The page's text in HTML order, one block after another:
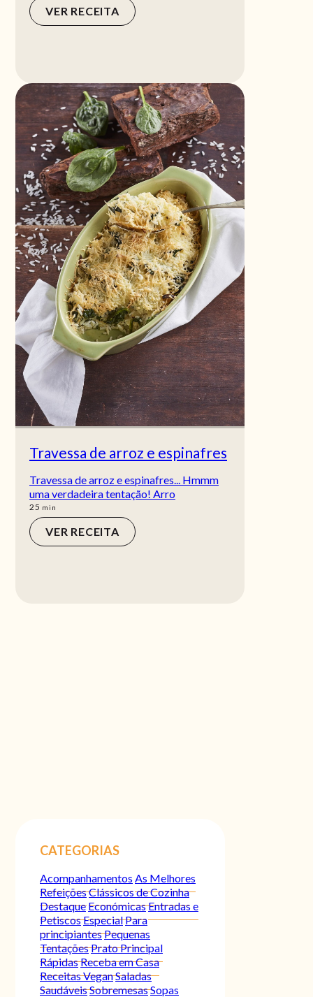
VER RECEITA
Travessa de arroz e espinafres
Travessa de arroz e espinafres... Hmmm
uma verdadeira tentação! Arro
25 min
min
VER RECEITA
CATEGORIAS
Acompanhamentos As Melhores
RefeiçõesClássicos de Cozinha
Destaque EconómicasEntradas e
PetiscosEspecialPara
principiantesPequenas
TentaçõesPrato Principal
RápidasReceba em Casa
Receitas VeganSaladas
SaudáveisSobremesasSopas